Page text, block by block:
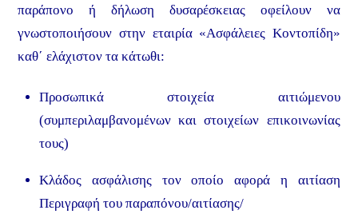
παράπονο ή δήλωση δυσαρέσκειας οφείλουν να
γνωστοποιήσουν στην εταιρία «Ασφάλειες Κοντοπίδη»
καθ΄ ελάχιστον τα κάτωθι:
Προσωπικά στοιχεία αιτιώμενου
(συμπεριλαμβανομένων και στοιχείων επικοινωνίας
τους)
Κλάδος ασφάλισης τον οποίο αφορά η αιτίαση
Περιγραφή του παραπόνου/αιτίασης/